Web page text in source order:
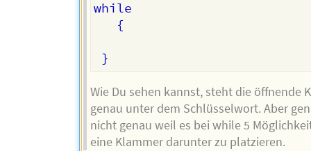
while
   {
Wie Du sehen kannst, steht die öffnende
genau unter dem Schlüsselwort. Aber
nicht genau weil es bei while 5
eine Klammer darunter zu platzieren.